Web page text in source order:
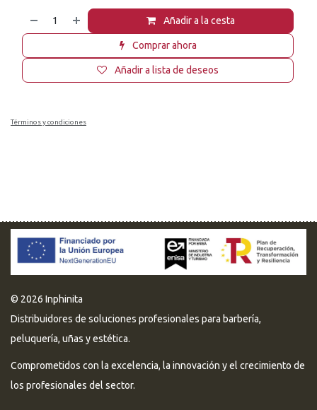
Añadir a la cesta
Comprar ahora
Añadir a lista de deseos
Términos y condiciones
© 2026 Inphinita
Distribuidores de soluciones profesionales para barbería,
peluquería, uñas y estética.
Comprometidos con la excelencia, la innovación y el crecimiento de
los profesionales del sector.